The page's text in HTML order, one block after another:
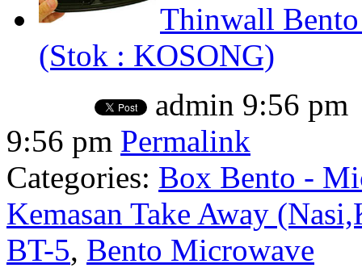
Thinwall
(Stok : KOSONG)
admin 9:56 pm
9:56 pm Permalink
Categories: Box Bento -
Kemasan Take Away
BT-5, Bento Microwave